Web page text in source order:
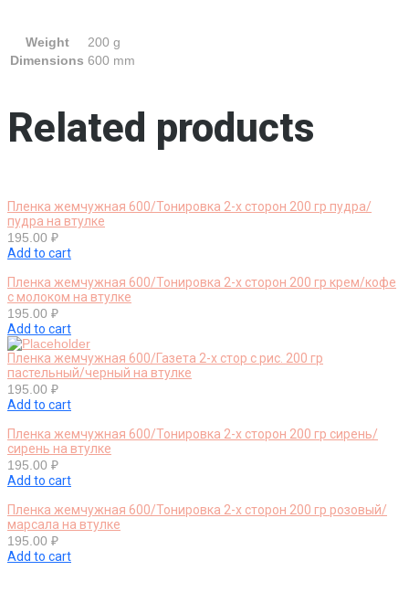
Weight
200 g
Dimensions 600 mm
Related products
Пленка жемчужная 600/Тонировка 2-х сторон 200 гр пудра/
пудра на втулке
195.00 ₽
Add to cart
Пленка жемчужная 600/Тонировка 2-х сторон 200 гр крем/кофе
с молоком на втулке
195.00 ₽
Add to cart
Пленка жемчужная 600/Газета 2-х стор с рис. 200 гр
пастельный/черный на втулке
195.00 ₽
Add to cart
Пленка жемчужная 600/Тонировка 2-х сторон 200 гр сирень/
сирень на втулке
195.00 ₽
Add to cart
Пленка жемчужная 600/Тонировка 2-х сторон 200 гр розовый/
марсала на втулке
195.00 ₽
Add to cart